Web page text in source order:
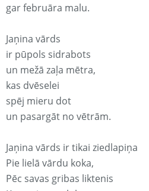
gar februāra malu.
Jaņina vārds
ir pūpols sidrabots
un mežā zaļa mētra,
kas dvēselei
spēj mieru dot
un pasargāt no vētrām.
Jaņina vārds ir tikai ziedlapiņa
Pie lielā vārdu koka,
Pēc savas gribas liktenis